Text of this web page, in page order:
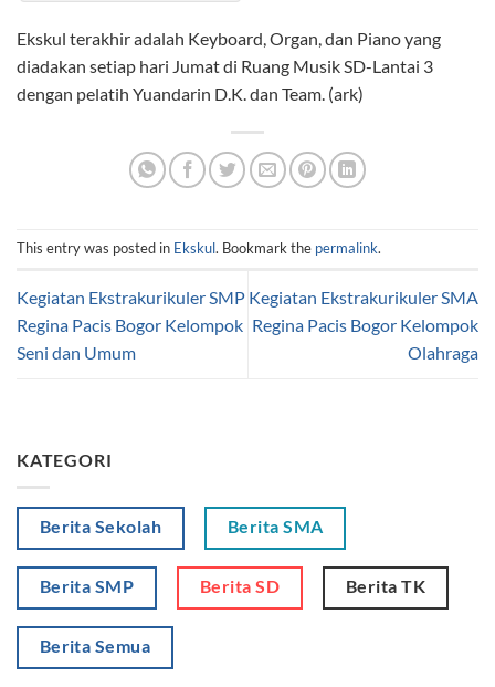
Ekskul terakhir adalah Keyboard, Organ, dan Piano yang
diadakan setiap hari Jumat di Ruang Musik SD-Lantai 3
dengan pelatih Yuandarin D.K. dan Team. (ark)
This entry was posted in Ekskul. Bookmark the permalink.
Kegiatan Ekstrakurikuler SMP
Regina Pacis Bogor Kelompok
Seni dan Umum
Kegiatan Ekstrakurikuler SMA
Regina Pacis Bogor Kelompok
Olahraga
KATEGORI
Berita Sekolah Berita SMA
Berita SMP Berita SD Berita TK
Berita Semua